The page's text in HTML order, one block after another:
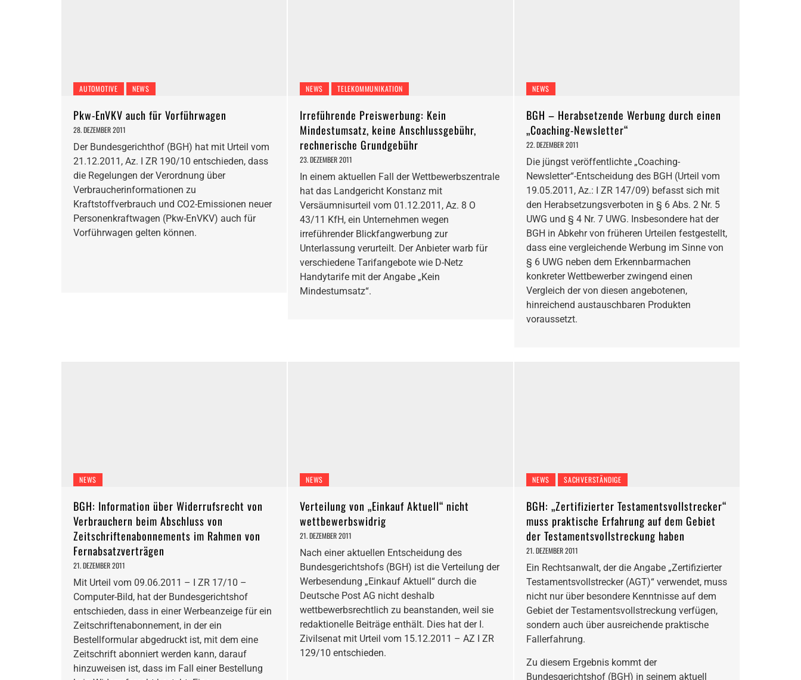
AUTOMOTIVE NEWS
Pkw-EnVKV auch für Vorführwagen
28. DEZEMBER 2011
Der Bundesgerichthof (BGH) hat mit Urteil vom
21.12.2011, Az. I ZR 190/10 entschieden, dass
die Regelungen der Verordnung über
Verbraucherinformationen zu
Kraftstoffverbrauch und CO2-Emissionen neuer
Personenkraftwagen (Pkw-EnVKV) auch für
Vorführwagen gelten können.
NEWS TELEKOMMUNIKATION
Irreführende Preiswerbung: Kein
Mindestumsatz, keine Anschlussgebühr,
rechnerische Grundgebühr
23. DEZEMBER 2011
In einem aktuellen Fall der Wettbewerbszentrale
hat das Landgericht Konstanz mit
Versäumnisurteil vom 01.12.2011, Az. 8 O
43/11 KfH, ein Unternehmen wegen
irreführender Blickfangwerbung zur
Unterlassung verurteilt. Der Anbieter warb für
verschiedene Tarifangebote wie D-Netz
Handytarife mit der Angabe „Kein
Mindestumsatz“.
NEWS
BGH – Herabsetzende Werbung durch einen
„Coaching-Newsletter“
22. DEZEMBER 2011
Die jüngst veröffentlichte „Coaching-
Newsletter“-Entscheidung des BGH (Urteil vom
19.05.2011, Az.: I ZR 147/09) befasst sich mit
den Herabsetzungsverboten in § 6 Abs. 2 Nr. 5
UWG und § 4 Nr. 7 UWG. Insbesondere hat der
BGH in Abkehr von früheren Urteilen festgestellt,
dass eine vergleichende Werbung im Sinne von
§ 6 UWG neben dem Erkennbarmachen
konkreter Wettbewerber zwingend einen
Vergleich der von diesen angebotenen,
hinreichend austauschbaren Produkten
voraussetzt.
NEWS
BGH: Information über Widerrufsrecht von
Verbrauchern beim Abschluss von
Zeitschriftenabonnements im Rahmen von
Fernabsatzverträgen
21. DEZEMBER 2011
Mit Urteil vom 09.06.2011 – I ZR 17/10 –
Computer-Bild, hat der Bundesgerichtshof
entschieden, dass in einer Werbeanzeige für ein
Zeitschriftenabonnement, in der ein
Bestellformular abgedruckt ist, mit dem eine
Zeitschrift abonniert werden kann, darauf
hinzuweisen ist, dass im Fall einer Bestellung
NEWS
Verteilung von „Einkauf Aktuell“ nicht
wettbewerbswidrig
21. DEZEMBER 2011
Nach einer aktuellen Entscheidung des
Bundesgerichtshofs (BGH) ist die Verteilung der
Werbesendung „Einkauf Aktuell“ durch die
Deutsche Post AG nicht deshalb
wettbewerbsrechtlich zu beanstanden, weil sie
redaktionelle Beiträge enthält. Dies hat der I.
Zivilsenat mit Urteil vom 15.12.2011 – AZ I ZR
129/10 entschieden.
NEWS SACHVERSTÄNDIGE
BGH: „Zertifizierter Testamentsvollstrecker“
muss praktische Erfahrung auf dem Gebiet
der Testamentsvollstreckung haben
21. DEZEMBER 2011
Ein Rechtsanwalt, der die Angabe „Zertifizierter
Testamentsvollstrecker (AGT)“ verwendet, muss
nicht nur über besondere Kenntnisse auf dem
Gebiet der Testamentsvollstreckung verfügen,
sondern auch über ausreichende praktische
Fallerfahrung.
Zu diesem Ergebnis kommt der
Bundesgerichtshof (BGH) in seinem aktuell